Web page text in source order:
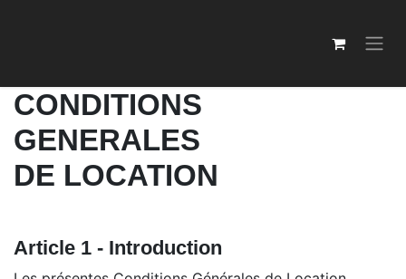
CONDITIONS
GENERALES
DE LOCATION
Article 1 - Introduction